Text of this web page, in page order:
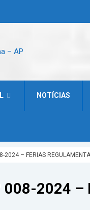
NOTÍCIAS
2024 – FERIAS
008-2024 –